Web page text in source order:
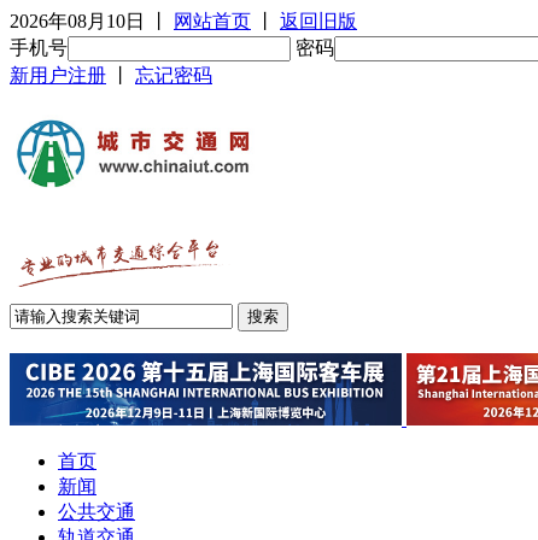
2026年08月10日 网站首页
返回旧版
手机号
密码
新用户注册
忘记密码
首页
新闻
公共交通